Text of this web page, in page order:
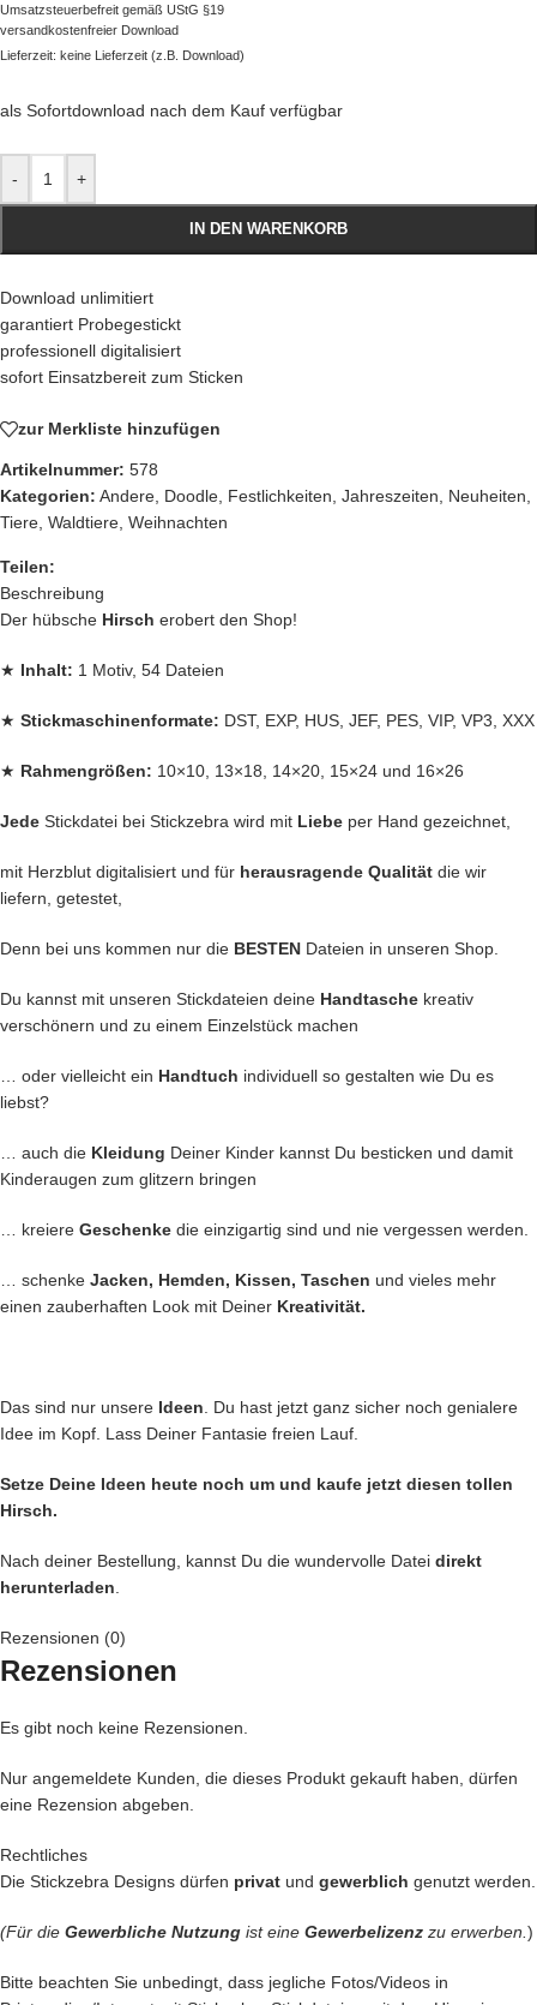
Umsatzsteuerbefreit gemäß UStG §19
versandkostenfreier Download
Lieferzeit: keine Lieferzeit (z.B. Download)
als Sofortdownload nach dem Kauf verfügbar
- +
IN DEN WARENKORB
Download unlimitiert
garantiert Probegestickt
professionell digitalisiert
sofort Einsatzbereit zum Sticken
zur Merkliste hinzufügen
Artikelnummer: 578
Kategorien: Andere Doodle Festlichkeiten Jahreszeiten Neuheiten
Tiere Waldtiere Weihnachten
Teilen:
Beschreibung
Der hübsche Hirsch erobert den Shop!
★ Inhalt: 1 Motiv, 54 Dateien
★ Stickmaschinenformate: DST, EXP, HUS, JEF, PES, VIP, VP3, XXX
★ Rahmengrößen: 10×10, 13×18, 14×20, 15×24 und 16×26
Jede Stickdatei bei Stickzebra wird mit Liebe per Hand gezeichnet,
mit Herzblut digitalisiert und für herausragende Qualität die wir
liefern, getestet,
Denn bei uns kommen nur die BESTEN Dateien in unseren Shop.
Du kannst mit unseren Stickdateien deine Handtasche kreativ
verschönern und zu einem Einzelstück machen
… oder vielleicht ein Handtuch individuell so gestalten wie Du es
liebst?
… auch die Kleidung Deiner Kinder kannst Du besticken und damit
Kinderaugen zum glitzern bringen
… kreiere Geschenke die einzigartig sind und nie vergessen werden.
… schenke Jacken, Hemden, Kissen, Taschen und vieles mehr
einen zauberhaften Look mit Deiner Kreativität.
Das sind nur unsere Ideen . Du hast jetzt ganz sicher noch genialere
Idee im Kopf. Lass Deiner Fantasie freien Lauf.
Setze Deine Ideen heute noch um und kaufe jetzt diesen tollen
Hirsch.
Nach deiner Bestellung, kannst Du die wundervolle Datei direkt
herunterladen
Rezensionen (0)
Rezensionen
Es gibt noch keine Rezensionen.
Nur angemeldete Kunden, die dieses Produkt gekauft haben, dürfen
eine Rezension abgeben.
Rechtliches
Die Stickzebra Designs dürfen privat und gewerblich genutzt werden.
(Für die Gewerbliche Nutzung ist eine Gewerbelizenz zu erwerben. )
Bitte beachten Sie unbedingt, dass jegliche Fotos/Videos in